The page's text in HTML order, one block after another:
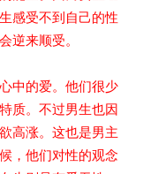
感受不到自己的性
逆来顺受。
中的爱。他们很少
质。不过男生也因
高涨。这也是男主
，他们对性的观念